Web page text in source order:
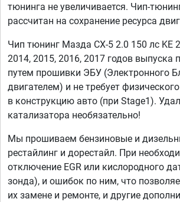
тюнинга не увеличивается. Чип-
рассчитан на сохранение ресурса
Чип тюнинг Мазда СХ-5 2.0 150 лс KE
2014, 2015, 2016, 2017 годов выпуска
путем прошивки ЭБУ (Электронного
двигателем) и не требует
в конструкцию авто (при Stage1).
катализатора необязательно!
Мы прошиваем бензиновые и
рестайлинг и дорестайл. При
отключение EGR или кислородного
зонда), и ошибок по ним, что
их замене и ремонте, и другие